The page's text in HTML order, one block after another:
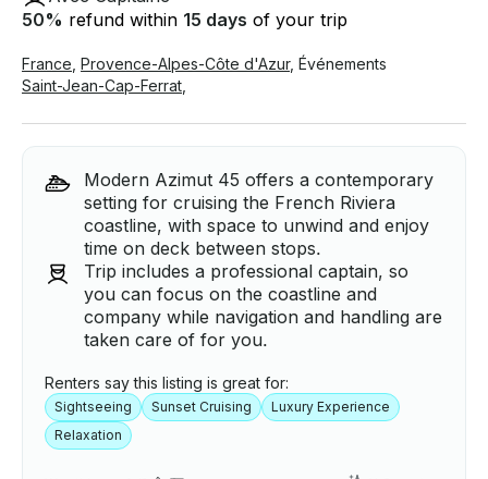
50% refund within 15 days of your trip
France Provence-Alpes-Côte d'Azur,
Saint-Jean-Cap-Ferrat
Événements
Modern Azimut 45 offers a contemporary
setting for cruising the French Riviera
coastline, with space to unwind and enjoy
time on deck between stops.
Trip includes a professional captain, so
you can focus on the coastline and
company while navigation and handling are
taken care of for you.
Renters say this listing is great for:
Sightseeing Sunset Cruising
Luxury Experience
Relaxation